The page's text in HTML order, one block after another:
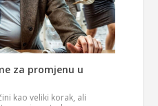
za promjenu u
kao veliki korak, ali